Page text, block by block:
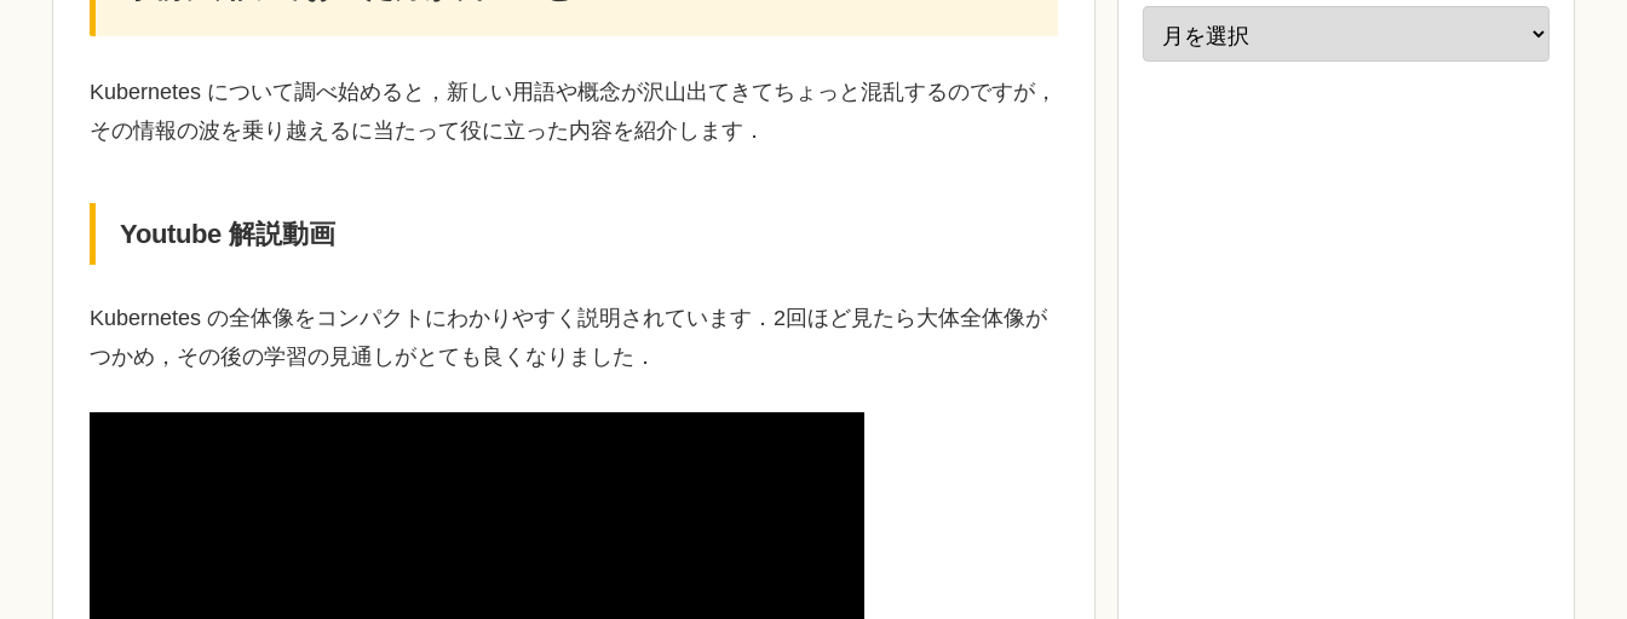
Kubernetes について調べ始めると，新しい用語や概念が沢山出てきてちょっと混乱するのですが，
その情報の波を乗り越えるに当たって役に立った内容を紹介します．
Youtube 解説動画
Kubernetes の全体像をコンパクトにわかりやすく説明されています．2回ほど見たら大体全体像が
つかめ，その後の学習の見通しがとても良くなりました．